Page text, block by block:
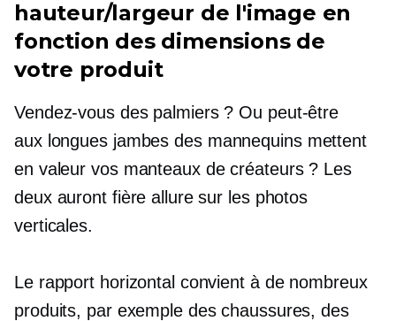
hauteur/largeur de l'image en
fonction des dimensions de
votre produit
Vendez-vous des palmiers ? Ou peut-être
aux longues jambes des mannequins mettent
en valeur vos manteaux de créateurs ? Les
deux auront fière allure sur les photos
verticales.
Le rapport horizontal convient à de nombreux
produits, par exemple des chaussures, des